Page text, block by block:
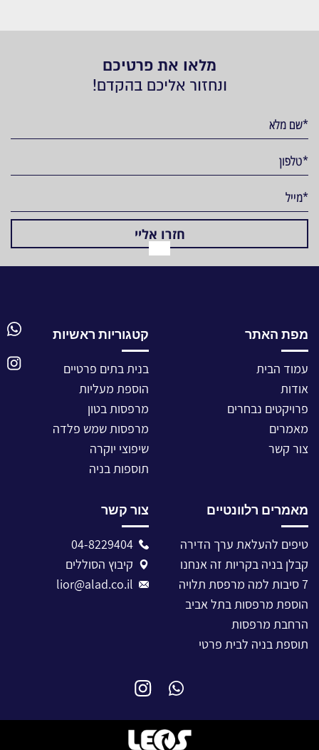
מלאו את פרטיכם
ונחזור אליכם בהקדם!
מפת האתר
עמוד הבית
אודות
פרויקטים נבחרים
מאמרים
צור קשר
קטגוריות ראשיות
בנית בתים פרטיים
הוספת מעליות
מרפסות בטון
מרפסות שמש פלדה
שיפוצי יוקרה
תוספות בניה
מאמרים רלוונטיים
טיפים להעלאת ערך הדירה
קבלן בניה בקריות זה אנחנו
7 סיבות למה מרפסת תלויה
הוספת מרפסות בתל אביב
הרחבת מרפסות
תוספת בניה לבית פרטי
צור קשר
04-8229404
קיבוץ הסוללים
lior@alad.co.il